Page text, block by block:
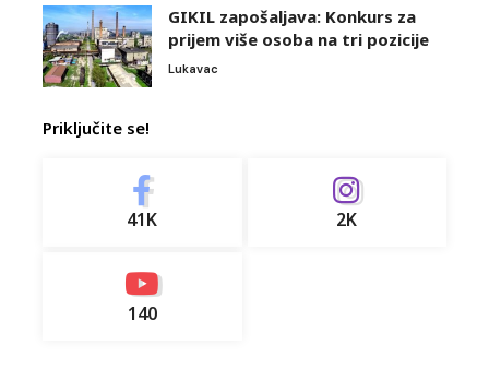
GIKIL zapošaljava: Konkurs za
prijem više osoba na tri pozicije
Lukavac
Priključite se!
41K 2K
140